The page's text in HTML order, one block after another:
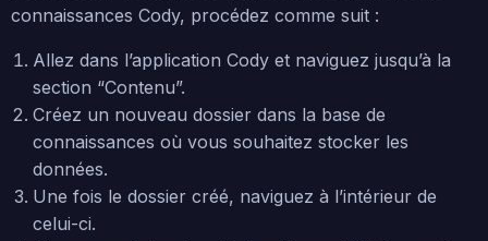
connaissances Cody, procédez comme suit :
Allez dans l’application Cody et naviguez jusqu’à la
section “Contenu”.
Créez un nouveau dossier dans la base de
connaissances où vous souhaitez stocker les
données.
Une fois le dossier créé, naviguez à l’intérieur de
celui-ci.